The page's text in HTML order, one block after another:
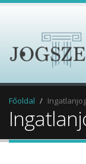
Főoldal